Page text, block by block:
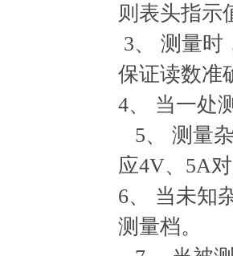
则表头指示
3、 测量时
保证读数准
4、 当一处
5、 测量
应4V、5A
6、 当未知
测量档。